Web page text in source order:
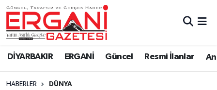
DİYARBAKIR ERGANİ Güncel Resmi İlanlar
HABERLER DÜNYA
DİYARBAKIR
BİSMİL
BAĞLAR
ERGANİ
Güncel
Ergani Nöbetçi Eczaneler
Ergani Hava Durumu
Ergani Trafik Yoğunluk Haritası